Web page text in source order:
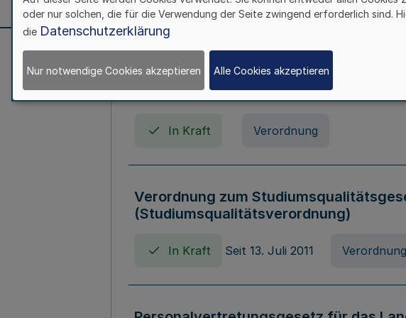
In Kraft Seit 01. April 2008 Gesetz
Verordnung über Beihilfen in Geburts-
Todesfällen (Beihilfenverordnung NRW
In Kraft Verordnung
Verordnung zum
(Studiumsqualitätsverordnung)
In Kraft Seit 13. Juli 2011 Verordnung
oder nur solchen, die für die Verwendung der Seite zwingend erforderlich sind.
die Datenschutzerklärung
Nur notwendige Cookies akzeptieren Alle Cookies akzeptieren